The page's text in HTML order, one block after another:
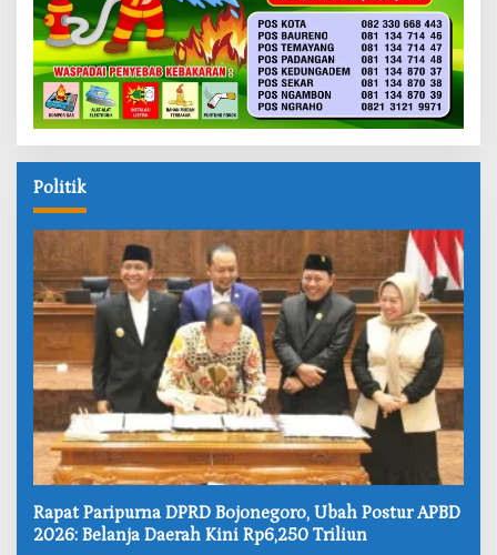
Politik
‎Rapat Paripurna DPRD Bojonegoro, Ubah Postur APBD
2026: Belanja Daerah Kini Rp6,250 Triliun